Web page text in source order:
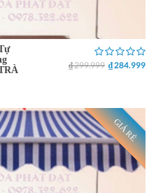
₫ 299.999 ₫ 284.999
GIÁ RẺ